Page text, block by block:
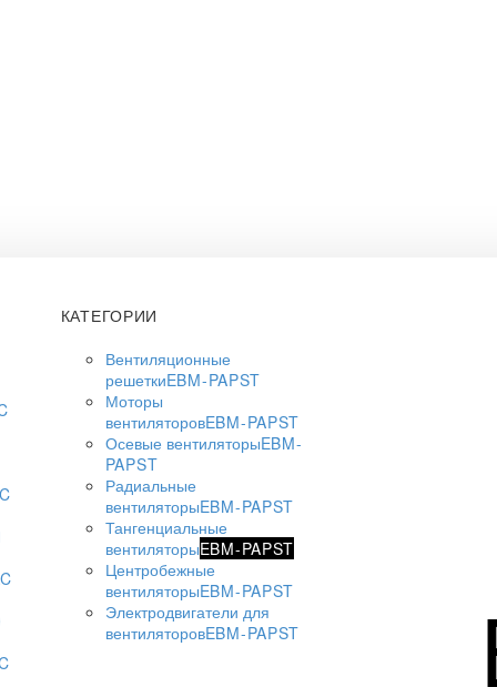
КАТЕГОРИИ
Вентиляционные
решеткиEBM-PAPST
Моторы
вентиляторовEBM-PAPST
Осевые вентиляторыEBM-
PAPST
Радиальные
вентиляторыEBM-PAPST
Тангенциальные
вентиляторыEBM-PAPST
Центробежные
вентиляторыEBM-PAPST
Электродвигатели для
вентиляторовEBM-PAPST